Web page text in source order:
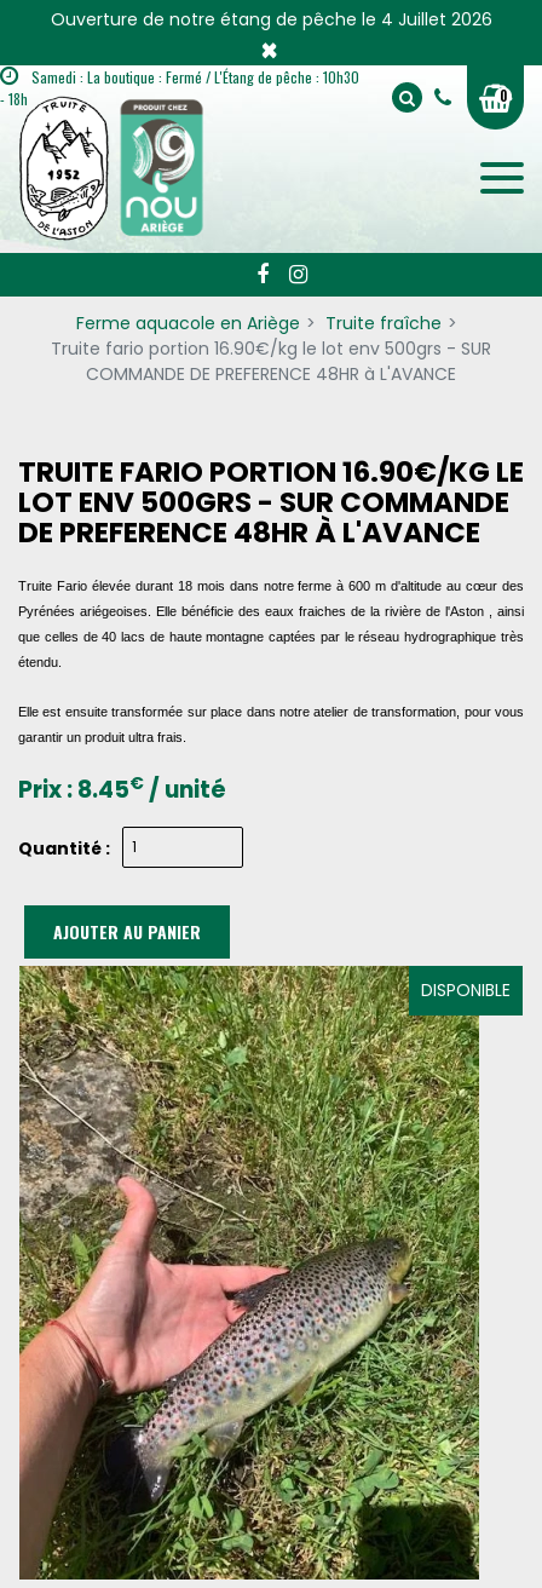
Ouverture de notre étang de pêche le 4 Juillet 2026
×
Samedi : La boutique : Fermé / L'Étang de pêche : 10h30
- 18h
0
Ferme aquacole en Ariège
Truite fraîche
Truite fario portion 16.90€/kg le lot env 500grs - SUR
COMMANDE DE PREFERENCE 48HR à L'AVANCE
DISPONIBLE
TRUITE FARIO PORTION 16.90€/KG LE
LOT ENV 500GRS - SUR COMMANDE
DE PREFERENCE 48HR À L'AVANCE
Truite Fario élevée durant 18 mois dans notre ferme à 600 m d'altitude au cœur des
Pyrénées ariégeoises. Elle bénéficie des eaux fraiches de la rivière de l'Aston , ainsi
que celles de 40 lacs de haute montagne captées par le réseau hydrographique très
étendu.
Elle est ensuite transformée sur place dans notre atelier de transformation, pour vous
garantir un produit ultra frais.
Prix :8.45€ / unité
Quantité :
AJOUTER AU PANIER
Panneau de gestion des cookies